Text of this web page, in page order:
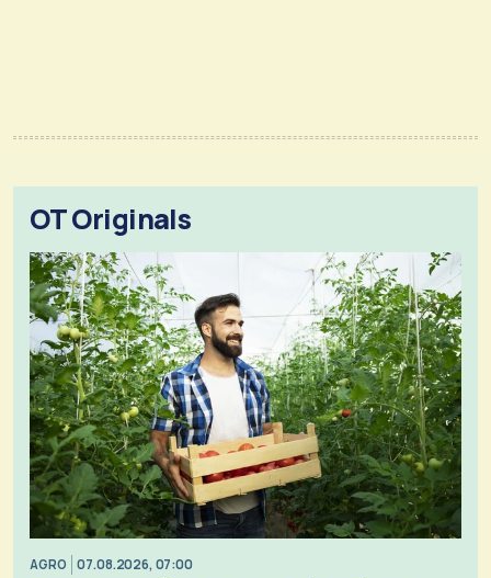
OT Originals
AGRO 07.08.2026, 07:00